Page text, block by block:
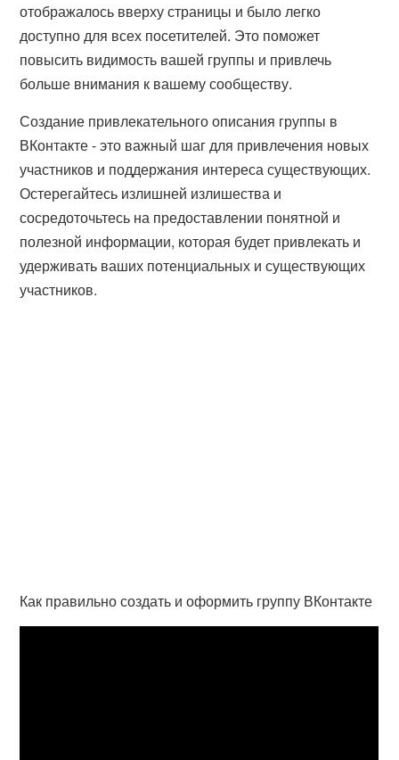
отображалось вверху страницы и было легко
доступно для всех посетителей. Это поможет
повысить видимость вашей группы и привлечь
больше внимания к вашему сообществу.
Создание привлекательного описания группы в
ВКонтакте - это важный шаг для привлечения новых
участников и поддержания интереса существующих.
Остерегайтесь излишней излишества и
сосредоточьтесь на предоставлении понятной и
полезной информации, которая будет привлекать и
удерживать ваших потенциальных и существующих
участников.
Как правильно создать и оформить группу ВКонтакте